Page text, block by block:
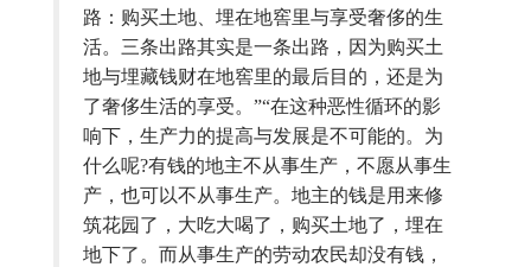
路：购买土地、埋在地窖里与享受奢侈的生
活。三条出路其实是一条出路，因为购买土
地与埋藏钱财在地窖里的最后目的，还是为
了奢侈生活的享受。”“在这种恶性循环的影
响下，生产力的提高与发展是不可能的。为
什么呢?有钱的地主不从事生产，不愿从事生
产，也可以不从事生产。地主的钱是用来修
筑花园了，大吃大喝了，购买土地了，埋在
地下了。而从事生产的劳动农民却没有钱，